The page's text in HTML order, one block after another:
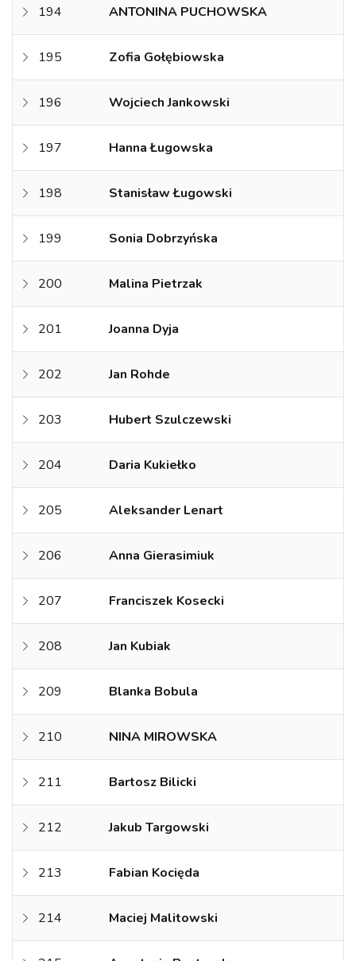
194 ANTONINA PUCHOWSKA
195 Zofia Gołębiowska
196 Wojciech Jankowski
197 Hanna Ługowska
198 Stanisław Ługowski
199 Sonia Dobrzyńska
200 Malina Pietrzak
201 Joanna Dyja
202 Jan Rohde
203 Hubert Szulczewski
204 Daria Kukiełko
205 Aleksander Lenart
206 Anna Gierasimiuk
207 Franciszek Kosecki
208 Jan Kubiak
209 Blanka Bobula
210 NINA MIROWSKA
211 Bartosz Bilicki
212 Jakub Targowski
213 Fabian Kocięda
214 Maciej Malitowski